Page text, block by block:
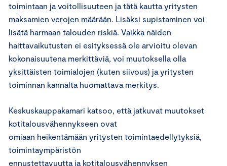
toimintaan ja voitollisuuteen ja tätä kautta yritysten
maksamien verojen määrään. Lisäksi supistaminen voi
lisätä harmaan talouden riskiä. Vaikka näiden
haittavaikutusten ei esityksessä ole arvioitu olevan
kokonaisuutena merkittäviä, voi muutoksella olla
yksittäisten toimialojen (kuten siivous) ja yritysten
toiminnan kannalta huomattava merkitys.
Keskuskauppakamari katsoo, että jatkuvat muutokset
kotitalousvähennykseen ovat
omiaan heikentämään yritysten toimintaedellytyksiä,
toimintaympäristön
ennustettavuutta ja kotitalousvähennyksen